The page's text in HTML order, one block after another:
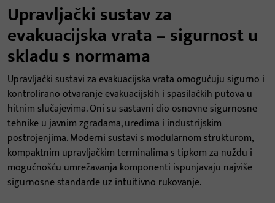
Upravljački sustav za
evakuacijska vrata – sigurnost u
skladu s normama
Upravljački sustavi za evakuacijska vrata omogućuju sigurno i
kontrolirano otvaranje evakuacijskih i spasilačkih putova u
hitnim slučajevima. Oni su sastavni dio osnovne sigurnosne
tehnike u javnim zgradama, uredima i industrijskim
postrojenjima. Moderni sustavi s modularnom strukturom,
kompaktnim upravljačkim terminalima s tipkom za nuždu i
mogućnošću umrežavanja komponenti ispunjavaju najviše
sigurnosne standarde uz intuitivno rukovanje.